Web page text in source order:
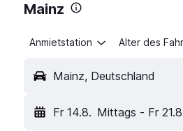
Mainz
Anmietstation Alter des
Mainz, Deutschland
Fr 14.8. Mittags - Fr